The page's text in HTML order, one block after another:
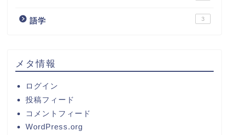
語学 3
メタ情報
ログイン
投稿フィード
コメントフィード
WordPress.org